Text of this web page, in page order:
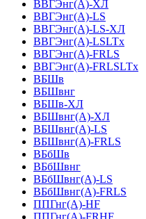
ВВГЭнг(A)-ХЛ
ВВГЭнг(А)-LS
ВВГЭнг(А)-LS-ХЛ
ВВГЭнг(А)-LSLTx
ВВГЭнг(А)-FRLS
ВВГЭнг(А)-FRLSLTx
ВБШв
ВБШвнг
ВБШв-ХЛ
ВБШвнг(A)-ХЛ
ВБШвнг(A)-LS
ВБШвнг(A)-FRLS
ВБбШв
ВБбШвнг
ВБбШвнг(A)-LS
ВБбШвнг(A)-FRLS
ППГнг(А)-HF
ППГнг(А)-FRHF